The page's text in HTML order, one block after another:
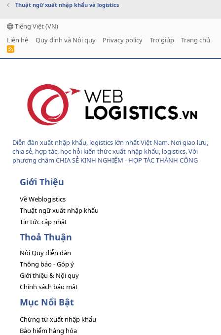
Thuật ngữ xuất nhập khẩu và logistics
Tiếng Việt (VN)
Liên hệ
Quy định và Nội quy Privacy policy Trợ giúp Trang chủ
R
Diễn đàn xuất nhập khẩu, logistics lớn nhất Việt Nam. Nơi giao lưu,
chia sẻ, hợp tác, học hỏi kiến thức xuất nhập khẩu, logistics. Với
phương châm CHIA SẺ KINH NGHIỆM - HỢP TÁC THÀNH CÔNG
Giới Thiệu
Về Weblogistics
Thuật ngữ xuất nhập khẩu
Tin tức cập nhật
Thoả Thuận
Nội Quy diễn đàn
Thông báo - Góp ý
Giới thiệu & Nội quy
Chính sách bảo mật
Mục Nổi Bật
Chứng từ xuất nhập khẩu
Bảo hiểm hàng hóa